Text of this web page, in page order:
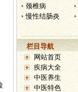
颈椎病
慢性结肠炎
栏目导航
网站首页
疾病大全
中医养生
中医特色